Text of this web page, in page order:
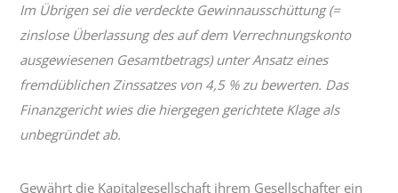
Im Übrigen sei die verdeckte Gewinnausschüttung (=
zinslose Überlassung des auf dem Verrechnungskonto
ausgewiesenen Gesamtbetrags) unter Ansatz eines
fremdüblichen Zinssatzes von 4,5 % zu bewerten. Das
Finanzgericht wies die hiergegen gerichtete Klage als
unbegründet ab.
Gewährt die Kapitalgesellschaft ihrem Gesellschafter ein